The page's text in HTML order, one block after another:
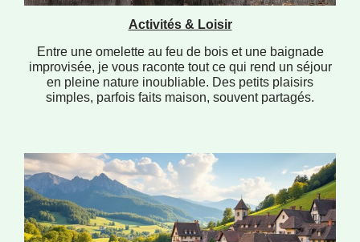
Activités & Loisir
Entre une omelette au feu de bois et une baignade
improvisée, je vous raconte tout ce qui rend un séjour
en pleine nature inoubliable. Des petits plaisirs
simples, parfois faits maison, souvent partagés.